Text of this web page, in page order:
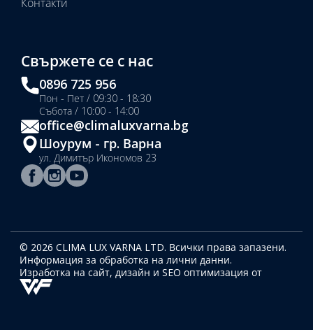
Свържете се с нас
0896 725 956
Пон - Пет / 09:30 - 18:30
Събота / 10:00 - 14:00
office@climaluxvarna.bg
Шоурум - гр. Варна
ул. Димитър Икономов 23
© 2026 CLIMA LUX VARNA LTD. Всички права запазени.
Информация за обработка на лични данни.
Изработка на сайт, дизайн и SEO оптимизация от